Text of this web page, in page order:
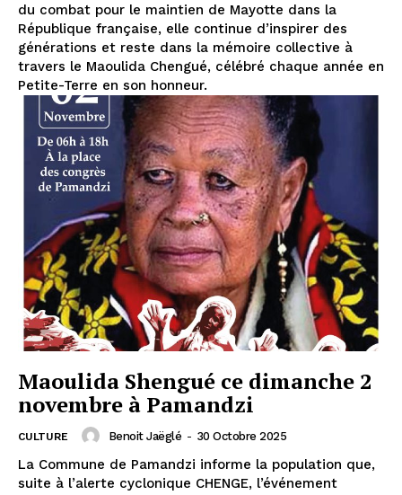
du combat pour le maintien de Mayotte dans la
République française, elle continue d’inspirer des
générations et reste dans la mémoire collective à
travers le Maoulida Chengué, célébré chaque année en
Petite-Terre en son honneur.
Maoulida Shengué ce dimanche 2
novembre à Pamandzi
CULTURE Benoit Jaëglé - 30 Octobre 2025
La Commune de Pamandzi informe la population que,
suite à l’alerte cyclonique CHENGE, l’événement